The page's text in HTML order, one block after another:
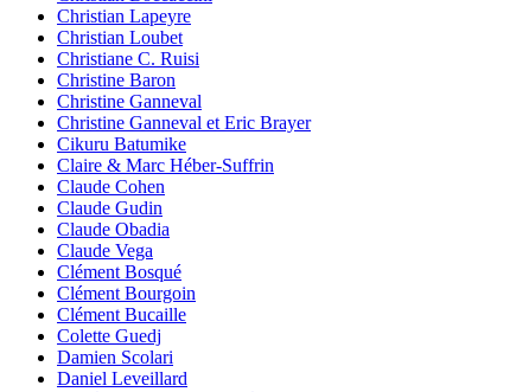
Christian Lapeyre
Christian Loubet
Christiane C. Ruisi
Christine Baron
Christine Ganneval
Christine Ganneval et Eric Brayer
Cikuru Batumike
Claire & Marc Héber-Suffrin
Claude Cohen
Claude Gudin
Claude Obadia
Claude Vega
Clément Bosqué
Clément Bourgoin
Clément Bucaille
Colette Guedj
Damien Scolari
Daniel Leveillard